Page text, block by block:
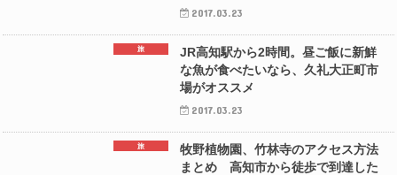
2017.03.23
旅
JR高知駅から2時間。昼ご飯に新鮮
な魚が食べたいなら、久礼大正町市
場がオススメ
2017.03.23
旅
牧野植物園、竹林寺のアクセス方法
まとめ 高知市から徒歩で到達した